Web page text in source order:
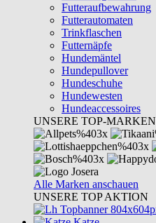
Futteraufbewahrung
Futterautomaten
Trinkflaschen
Futternäpfe
Hundemäntel
Hundepullover
Hundeschuhe
Hundewesten
Hundeaccessoires
UNSERE TOP-MARKEN
Alle Marken anschauen
UNSERE TOP AKTION